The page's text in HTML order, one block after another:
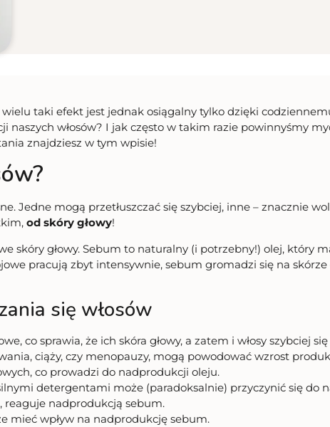
taki efekt jest jednak osiągalny tylko dzięki
włosów? I jak często w takim razie powinnyśmy
znajdziesz w tym wpisie!
Jedne mogą przetłuszczać się szybciej, inne – znacznie
od skóry głowy!
skóry głowy. Sebum to naturalny (i potrzebny!) olej, który
pracują zbyt intensywnie, sebum gromadzi się na skórze
się włosów
co sprawia, że ich skóra głowy, a zatem i włosy szybciej się
ciąży, czy menopauzy, mogą powodować wzrost
co prowadzi do nadprodukcji oleju.
detergentami może (paradoksalnie) przyczynić się do
reaguje nadprodukcją sebum.
mieć wpływ na nadprodukcję sebum.